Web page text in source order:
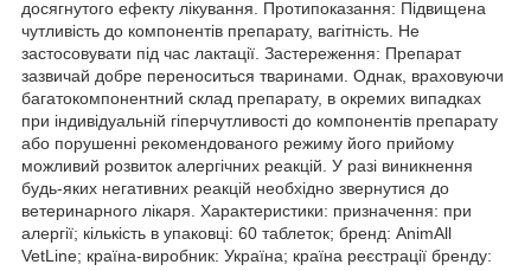
досягнутого ефекту лікування. Протипоказання: Підвищена
чутливість до компонентів препарату, вагітність. Не
застосовувати під час лактації. Застереження: Препарат
зазвичай добре переноситься тваринами. Однак, враховуючи
багатокомпонентний склад препарату, в окремих випадках
при індивідуальній гіперчутливості до компонентів препарату
або порушенні рекомендованого режиму його прийому
можливий розвиток алергічних реакцій. У разі виникнення
будь-яких негативних реакцій необхідно звернутися до
ветеринарного лікаря. Характеристики: призначення: при
алергії; кількість в упаковці: 60 таблеток; бренд: AnimAll
VetLine; країна-виробник: Україна; країна реєстрації бренду: